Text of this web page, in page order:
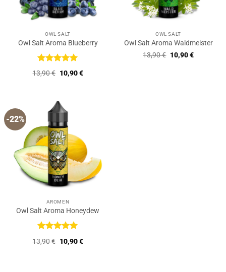
OWL SALT
Owl Salt Aroma Blueberry
Bewertet
mit 5 von
13,90€ Ursprünglicher
Preis
10,90€Aktueller
OWL SALT
Owl Salt Aroma Waldmeister
13,90€ Ursprünglicher
Preis
10,90€Aktueller
-22%
AROMEN
Owl Salt Aroma Honeydew
Bewertet
mit 5 von
13,90€ Ursprünglicher
Preis
10,90€Aktueller